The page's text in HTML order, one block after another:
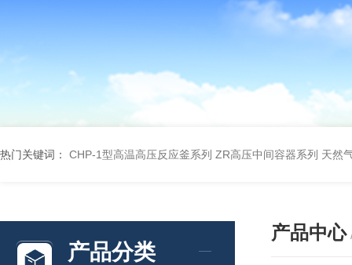
热门关键词： CHP-1型高温高压反应釜系列 ZR高压中间容器系列 天然
产品分类
产品中心